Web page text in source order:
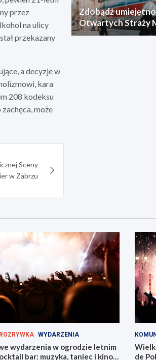
przez
na ulicy
przekazany
a decyzje w
kara
208 kodeksu
może
Sceny
w Zabrzu
Zdobądź
Otwartych Straży
ROZRYWKA WYDARZENIA
wydarzenia w ogrodzie letnim
bar: muzyka, taniec i kino
de